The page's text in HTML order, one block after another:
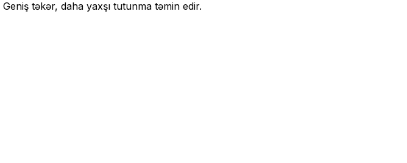
Geniş təkər, daha yaxşı tutunma təmin edir.